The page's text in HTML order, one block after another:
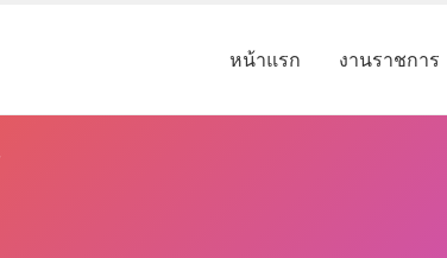
หน้าแรก งานราชการ